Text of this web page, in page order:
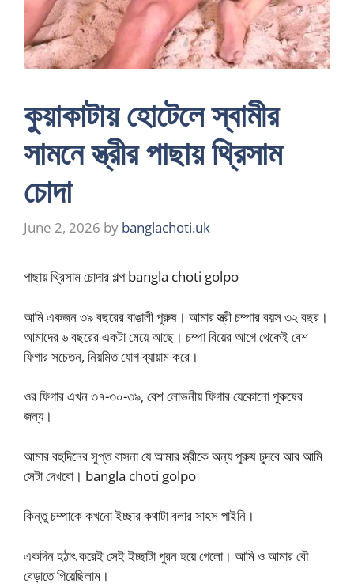
কুয়াকাটায় হোটেলে স্বামীর
সামনে স্ত্রীর পাছায় থ্রিসাম
চোদা
June 2, 2026 by banglachoti.uk
পাছায় থ্রিসাম চোদার গল্প bangla choti golpo
আমি একজন ৩৯ বছরের বাঙালী পুরুষ। আমার স্ত্রী চম্পার বয়স ৩২ বছর।
আমাদের ৬ বছরের একটা মেয়ে আছে। চম্পা বিয়ের আগে থেকেই বেশ
ফিগার সচেতন, নিয়মিত যোগ ব্যায়াম করে।
ওর ফিগার এখন ৩৭-৩০-৩৯, বেশ লোভনীয় ফিগার যেকোনো পুরুষের
জন্য।
আমার বহুদিনের সুপ্ত বাসনা যে আমার স্ত্রীকে অন্য পুরুষ চুদবে আর আমি
সেটা দেখবো। bangla choti golpo
কিন্তু চম্পাকে কখনো ইচ্ছার কথাটা বলার সাহস পাইনি।
একদিন হঠাৎ করেই সেই ইচ্ছাটা পুরন হয়ে গেলো। আমি ও আমার বৌ
বেড়াতে গিয়েছিলাম।